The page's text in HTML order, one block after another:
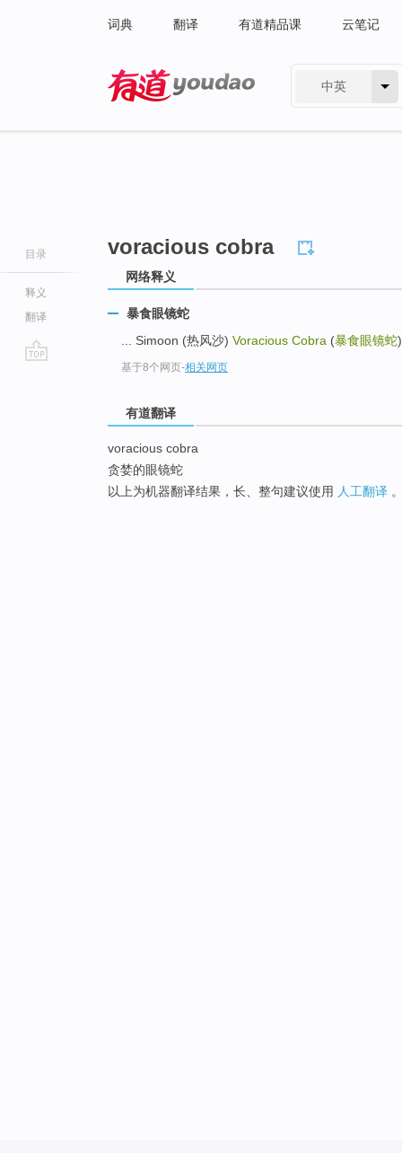
词典 翻译 有道精品课 云笔记
中英
目录
释义
翻译
voracious cobra
网络释义
暴食眼镜蛇
... Simoon (热风沙) Voracious Cobra (暴食眼镜蛇
基于8个网页-相关网页
有道翻译
voracious cobra
贪婪的眼镜蛇
以上为机器翻译结果，长、整句建议使用 人工翻译